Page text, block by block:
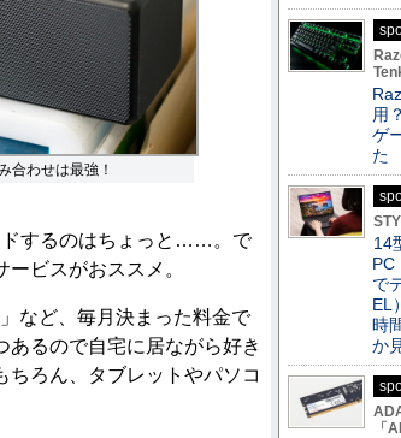
合わせは最強！
するのはちょっと……。で
ビスがおススメ。
など、毎月決まった料金で
るので自宅に居ながら好き
ろん、タブレットやパソコ
用
ゲ
た
14
PC
で
EL
時
か
「